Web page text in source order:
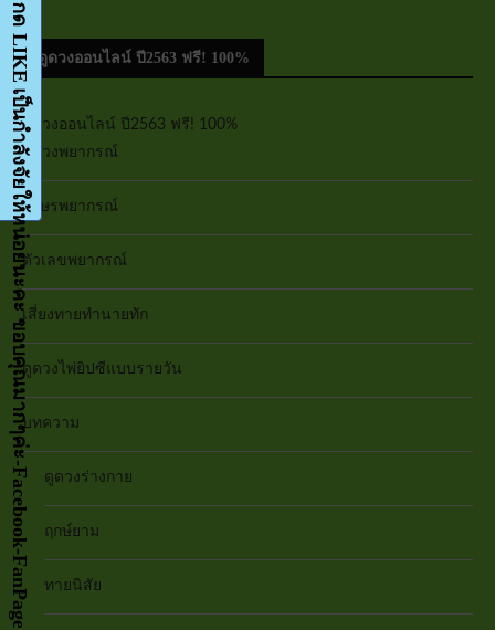
ดูดวงออนไลน์ ปี2563 ฟรี! 100%
ดูดวงออนไลน์ ปี2563 ฟรี! 100%
ดูดวงพยากรณ์
อักษรพยากรณ์
ตัวเลขพยากรณ์
เสี่ยงทายทำนายทัก
ดูดวงไพ่ยิปซีแบบรายวัน
บทความ
ดูดวงร่างกาย
ฤกษ์ยาม
ทายนิสัย
กด LIKE เป็นกำลังจัยให้หน่อยนะคะ ขอบคุณมากๆค่ะ-Facebook-FanPage